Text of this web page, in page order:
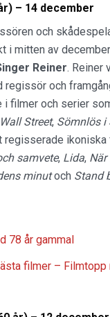
– 14 december
och
i mitten av
Reiner. Reiner
regissör och
i filmer och serier
Street, Sömnlös i
regisserade ikoniska
samvete, Lida,
minutoch Stand
78 år gammal
filmer –